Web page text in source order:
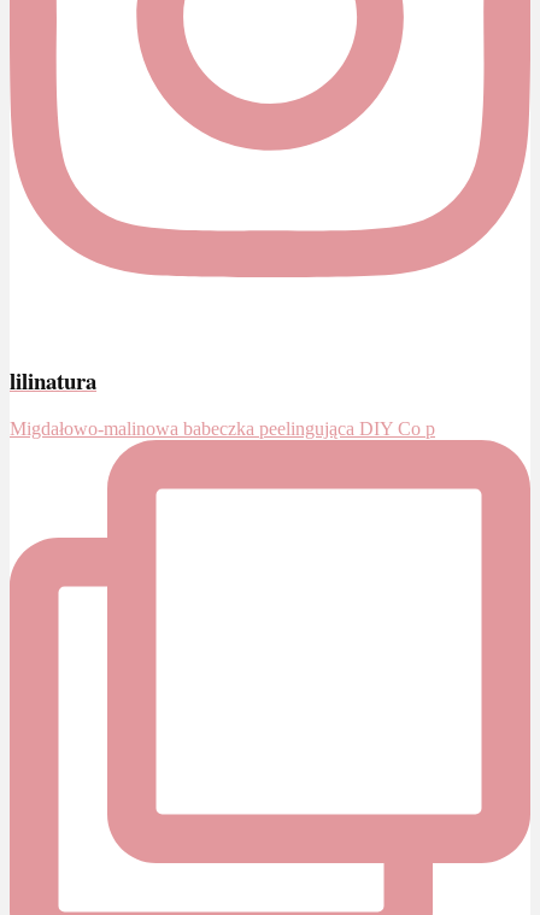
lilinatura
Migdałowo-malinowa babeczka peelingująca DIY Co p